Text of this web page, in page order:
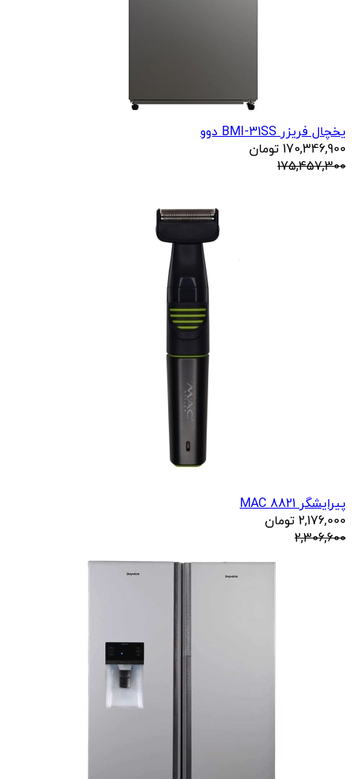
یخچال فریزر BMI-31SS دوو
170,346,900 تومان
175,457,300
پیرایشگر 8821 MAC
2,176,000 تومان
2,306,600